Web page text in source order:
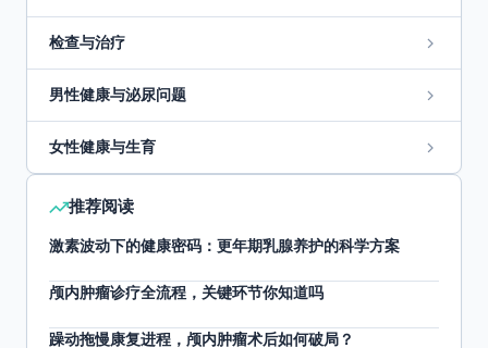
检查与治疗
男性健康与泌尿问题
女性健康与生育
推荐阅读
激素波动下的健康密码：更年期乳腺养护的科学方案
颅内肿瘤诊疗全流程，关键环节你知道吗
躁动拖慢康复进程，颅内肿瘤术后如何破局？